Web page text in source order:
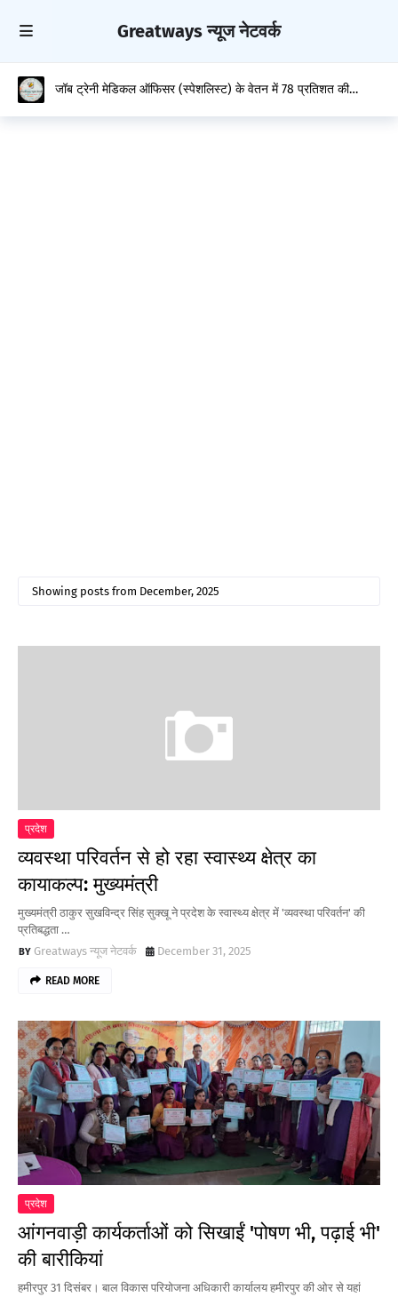
Greatways न्यूज नेटवर्क
जॉब ट्रेनी मेडिकल ऑफिसर (स्पेशलिस्ट) के वेतन में 78 प्रतिशत की
Showing posts from December, 2025
प्रदेश
व्यवस्था परिवर्तन से हो रहा स्वास्थ्य क्षेत्र का
कायाकल्प: मुख्यमंत्री
मुख्यमंत्री ठाकुर सुखविन्द्र सिंह सुक्खू ने प्रदेश के स्वास्थ्य क्षेत्र में 'व्यवस्था परिवर्तन' की
प्रतिबद्धता …
Greatways न्यूज नेटवर्क
December 31, 2025
READ MORE
प्रदेश
आंगनवाड़ी कार्यकर्ताओं को सिखाईं 'पोषण भी, पढ़ाई भी'
की बारीकियां
हमीरपुर 31 दिसंबर। बाल विकास परियोजना अधिकारी कार्यालय हमीरपुर की ओर से यहां